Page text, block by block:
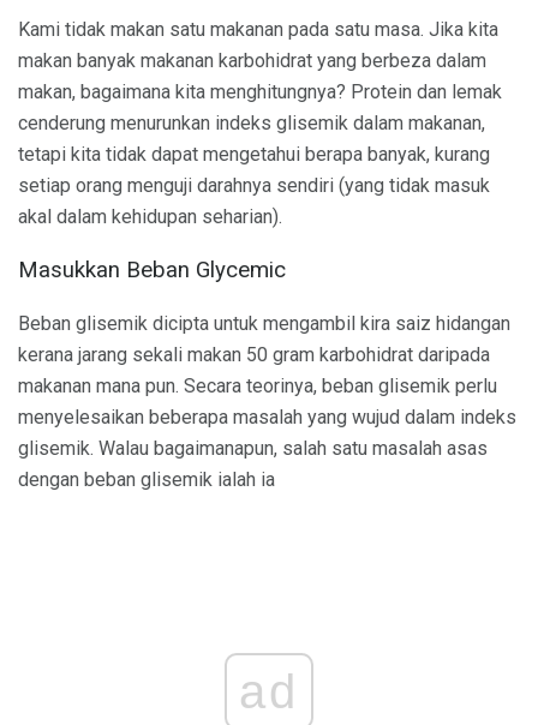
Kami tidak makan satu makanan pada satu masa. Jika kita
makan banyak makanan karbohidrat yang berbeza dalam
makan, bagaimana kita menghitungnya? Protein dan lemak
cenderung menurunkan indeks glisemik dalam makanan,
tetapi kita tidak dapat mengetahui berapa banyak, kurang
setiap orang menguji darahnya sendiri (yang tidak masuk
akal dalam kehidupan seharian).
Masukkan Beban Glycemic
Beban glisemik dicipta untuk mengambil kira saiz hidangan
kerana jarang sekali makan 50 gram karbohidrat daripada
makanan mana pun. Secara teorinya, beban glisemik perlu
menyelesaikan beberapa masalah yang wujud dalam indeks
glisemik. Walau bagaimanapun, salah satu masalah asas
dengan beban glisemik ialah ia
ad